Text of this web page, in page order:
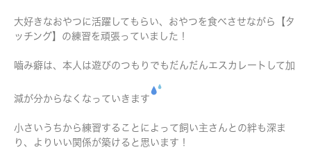
大好きなおやつに活躍してもらい、おやつを食べさせながら【タ
ッチング】の練習を頑張っていました！
嚙み癖は、本人は遊びのつもりでもだんだんエスカレートして加
減が分からなくなっていきます
小さいうちから練習することによって飼い主さんとの絆も深ま
り、よりいい関係が築けると思います！